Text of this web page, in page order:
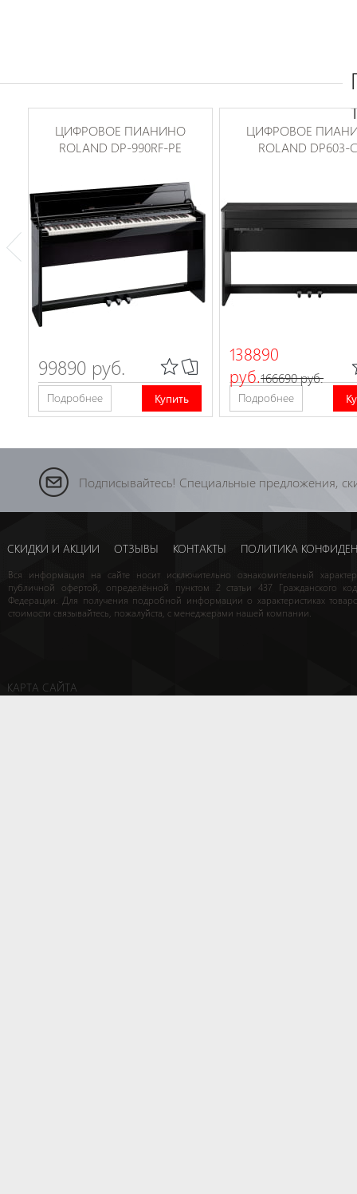
ЦИФРОВОЕ ПИАНИНО
ROLAND DP-990RF-PE
99890 руб.
Подробнее Купить
ЦИФРОВОЕ
ROLAND DP603-
138890
руб.166690 руб.
Подробнее
Подписывайтесь! Специальные предложения,
КАРТА САЙТА
СКИДКИ И АКЦИИ ОТЗЫВЫ КОНТАКТЫ ПОЛИТИКА
Вся информация на сайте носит исключительно ознакомительный
публичной офертой, определённой пунктом 2 статьи 437 Гражданского
Федерации. Для получения подробной информации о характеристиках
стоимости связывайтесь, пожалуйста, с менеджерами нашей компании.